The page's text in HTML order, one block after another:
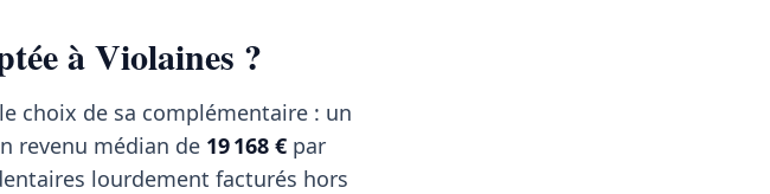
à Violaines ?
choix de sa complémentaire : un
revenu médian de 19 168 € par
lourdement facturés hors